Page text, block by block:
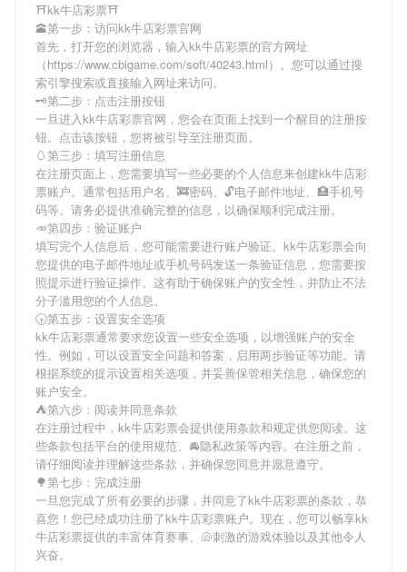
⛩kk牛店彩票⛩
🕋第一步：访问kk牛店彩票官网
首先，打开您的浏览器，输入kk牛店彩票的官方网址
（https://www.cbigame.com/soft/40243.html）。您可以通过搜
索引擎搜索或直接输入网址来访问。
🗝第二步：点击注册按钮
一旦进入kk牛店彩票官网，您会在页面上找到一个醒目的注册按
钮。点击该按钮，您将被引导至注册页面。
🥚第三步：填写注册信息
在注册页面上，您需要填写一些必要的个人信息来创建kk牛店彩
票账户。通常包括用户名、🚒密码、🔓电子邮件地址、🏥手机号
码等。请务必提供准确完整的信息，以确保顺利完成注册。
🥕第四步：验证账户
填写完个人信息后，您可能需要进行账户验证。kk牛店彩票会向
您提供的电子邮件地址或手机号码发送一条验证信息，您需要按
照提示进行验证操作。这有助于确保账户的安全性，并防止不法
分子滥用您的个人信息。
🕟第五步：设置安全选项
kk牛店彩票通常要求您设置一些安全选项，以增强账户的安全
性。例如，可以设置安全问题和答案，启用两步验证等功能。请
根据系统的提示设置相关选项，并妥善保管相关信息，确保您的
账户安全。
⛺️第六步：阅读并同意条款
在注册过程中，kk牛店彩票会提供使用条款和规定供您阅读。这
些条款包括平台的使用规范、🚘隐私政策等内容。在注册之前，
请仔细阅读并理解这些条款，并确保您同意并愿意遵守。
🌳第七步：完成注册
一旦您完成了所有必要的步骤，并同意了kk牛店彩票的条款，恭
喜您！您已经成功注册了kk牛店彩票账户。现在，您可以畅享kk
牛店彩票提供的丰富体育赛事、🐚刺激的游戏体验以及其他令人
兴奋。